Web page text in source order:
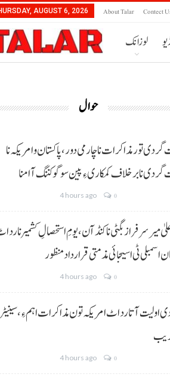
AUGUST 6, 2026 About Talar Contect
لوزانک
حوال
تور مذاکرات نا چارمی دور،پاکستان و امریکہ نا
نا برخلاف کمکاری ءِ پین سوگو کننگ آ امنا
4 hours ago 0
میر سرفراز بگٹی نا کنڈ آن،یومِ استحصالِ کشمیر نا رد
اسمبلی ٹی اسیجائی مذمتی قرارداد منظور
4 hours ago 0
اولیت آتا رد اٹ امریکہ تون مذاکرات اہم ءِ،سینیٹر
4 hours ago 0